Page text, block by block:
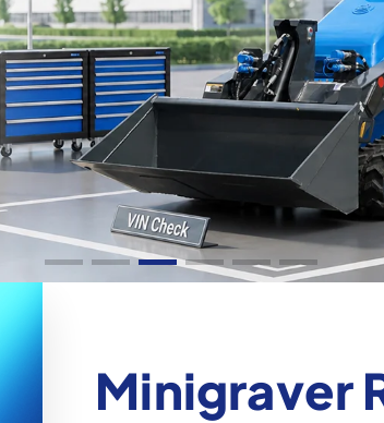
Minigraver